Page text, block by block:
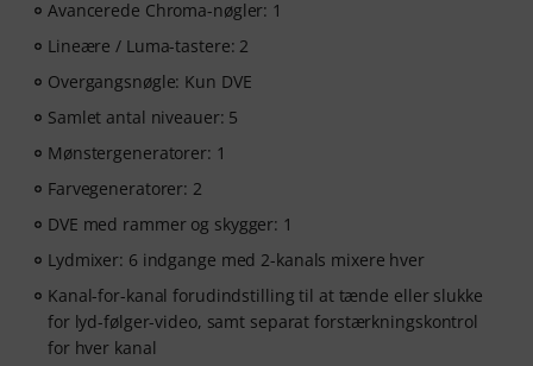
Avancerede Chroma-nøgler: 1
Lineære / Luma-tastere: 2
Overgangsnøgle: Kun DVE
Samlet antal niveauer: 5
Mønstergeneratorer: 1
Farvegeneratorer: 2
DVE med rammer og skygger: 1
Lydmixer: 6 indgange med 2-kanals mixere hver
Kanal-for-kanal forudindstilling til at tænde eller slukke
for lyd-følger-video, samt separat forstærkningskontrol
for hver kanal